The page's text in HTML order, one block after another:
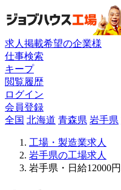
求人掲載希望の企業様
仕事検索
キープ
閲覧履歴
ログイン
会員登録
全国 北海道 青森県 岩手県
工場・製造業求人
岩手県の工場求人
岩手県・日給12000